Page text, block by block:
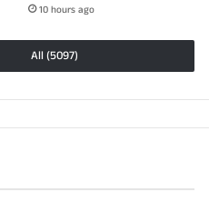
10 hours ago
All (5097)